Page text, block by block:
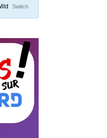
Switch